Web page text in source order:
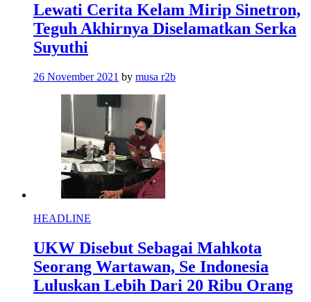
Lewati Cerita Kelam Mirip Sinetron,
Teguh Akhirnya Diselamatkan Serka
Suyuthi
26 November 2021 by musa r2b
HEADLINE
UKW Disebut Sebagai Mahkota
Seorang Wartawan, Se Indonesia
Luluskan Lebih Dari 20 Ribu Orang